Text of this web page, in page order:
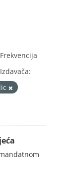
Frekvencija